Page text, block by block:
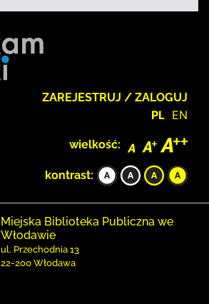
ZAREJESTRUJ / ZALOGUJ
PL EN
wielkość:
kontrast:
Miejska Biblioteka Publiczna we
Włodawie
ul. Przechodnia 13
22-200 Włodawa